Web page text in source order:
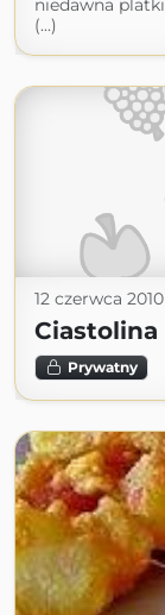
niedawna
(...)
12 czerwca 2010
Ciastolina
Prywatny